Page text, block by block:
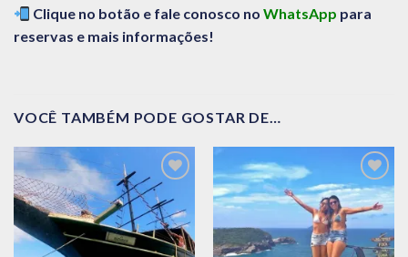
Clique no botão e fale conosco noWhatsApp para
reservas e mais informações!
VOCÊ TAMBÉM PODE GOSTAR DE…
Adicionar
aos meus
desejos
Adicionar
aos meus
desejos